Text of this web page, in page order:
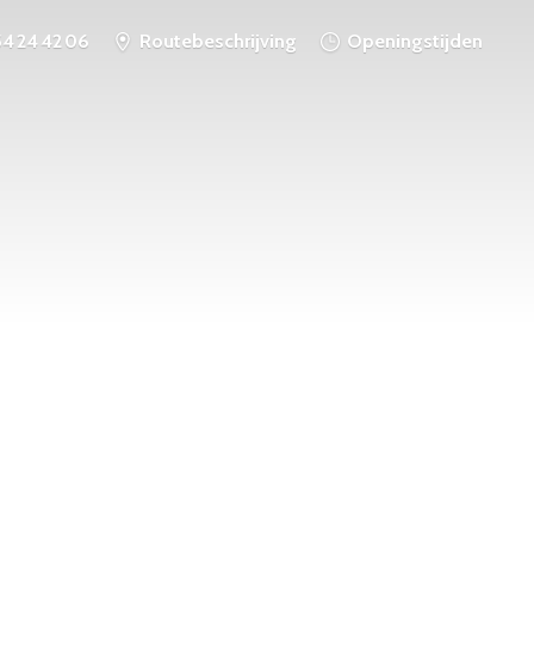
24 42 06 Routebeschrijving Openingstijden